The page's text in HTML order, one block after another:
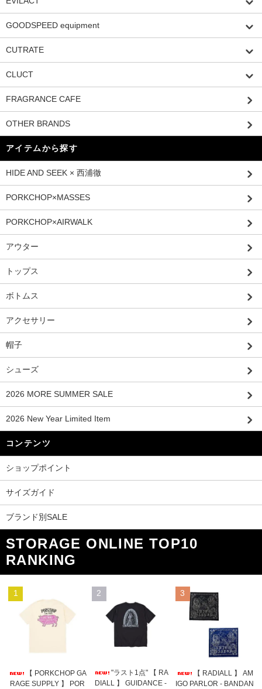
GOODSPEED equipment
CUTRATE
CLUCT
FRAGRANCE CAFE
OTHER BRANDS
アイテムから探す
HIDE AND SEEK × 西浦徹
PORKCHOP×MASSES
PORKCHOP×AIRWALK
アウター
トップス
ボトムス
アクセサリー
帽子
シューズ
2026 MORE SUMMER SALE
2026 New Year Limited Item
コンテンツ
ショップポイント
サイズガイド
ブランド別SALE
STORAGE ONLINE TOP10
RANKING
1
【 PORKCHOP GA
RAGE SUPPLY 】 POR
2
"ラスト1点" 【 RA
DIALL 】 GUIDANCE -
3
【 RADIALL 】 AM
IGO PARLOR - BANDAN